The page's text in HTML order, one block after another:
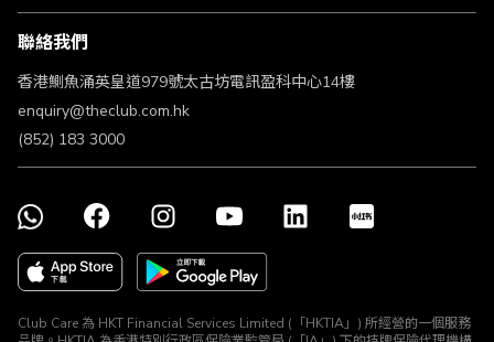
條款及細則
不歧視及不騷擾聲明
認可牌照及通告
聯絡我們
香港鰂魚涌英皇道979號太古坊電訊盈科中心14樓
enquiry@theclub.com.hk
(852) 183 3000
Club Care 為 HKT Financial Services Limited (「HKTIA」) 所經營的一個服務